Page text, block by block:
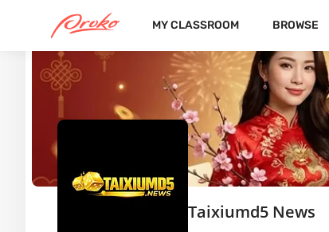
MY CLASSROOM BROWSE
Taixiumd5 News